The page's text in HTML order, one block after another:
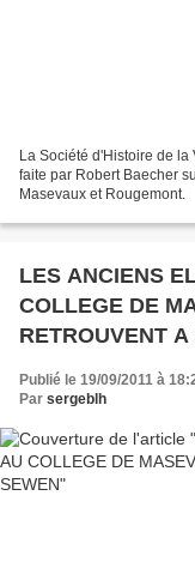
La Société d'Histoire de
faite par Robert Baecher
Masevaux et Rougemont.
LES ANCIENS
COLLEGE DE
RETROUVENT A
Publié le 19/09/2011 à
Par sergeblh